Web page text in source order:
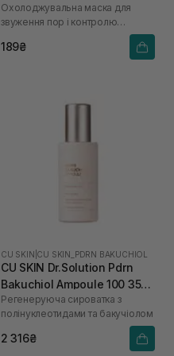
Охолоджувальна маска для
звуження пор і контролю
189₴
CU SKIN CU SKIN_PDRN BAKUCHIOL
CU SKIN Dr.Solution Pdrn
Bakuchiol Ampoule 100 35
мл
Регенеруюча сироватка з
полінуклеотидами та бакучіолом
2 316₴